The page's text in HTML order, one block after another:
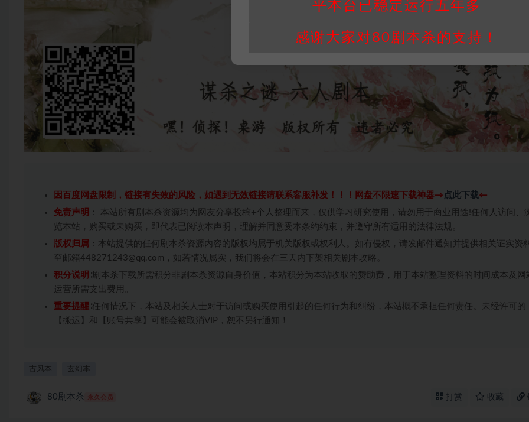
因百度网盘限制，链接有失效的风险，如遇到无效链接请联系客服补发！！！网盘不限速下载神器→ 点此下载←
免责声明 ： 本站所有剧本杀资源均为网友分享投稿+个人整理而来，仅供学习研究使用，请勿用于商业用途!任何人访问、
览本站，购买或未购买，即代表已阅读本声明，理解并同意受本条约约束，并遵守所有适用的法律法规。
版权归属 ：本站提供的任何剧本杀资源内容的版权均属于机关版权或权利人。如有侵权，请发邮件通知并提供相关证实资
至邮箱448271243@qq.com，如若情况属实，我们将会在三天内下架相关剧本攻略。
积分说明 ∶剧本杀下载所需积分非剧本杀资源自身价值，本站积分为本站收取的赞助费，用于本站整理资料的时间成本及网
运营所需支出费用。
重要提醒 ∶任何情况下，本站及相关人士对于访问或购买使用引起的任何行为和纠纷，本站概不承担任何责任。未经许可的
【搬运】和【账号共享】可能会被取消VIP，恕不另行通知！
古风本 玄幻本
80剧本杀 永久会员 打赏 收藏
平本台已稳定运行五年多
感谢大家对80剧本杀的支持！